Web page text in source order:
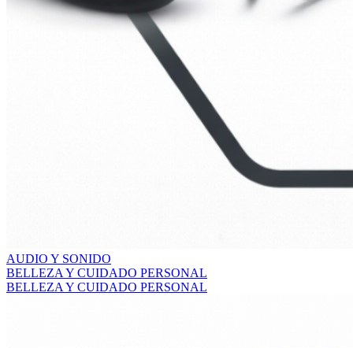
AUDIO Y SONIDO
BELLEZA Y CUIDADO PERSONAL
BELLEZA Y CUIDADO PERSONAL